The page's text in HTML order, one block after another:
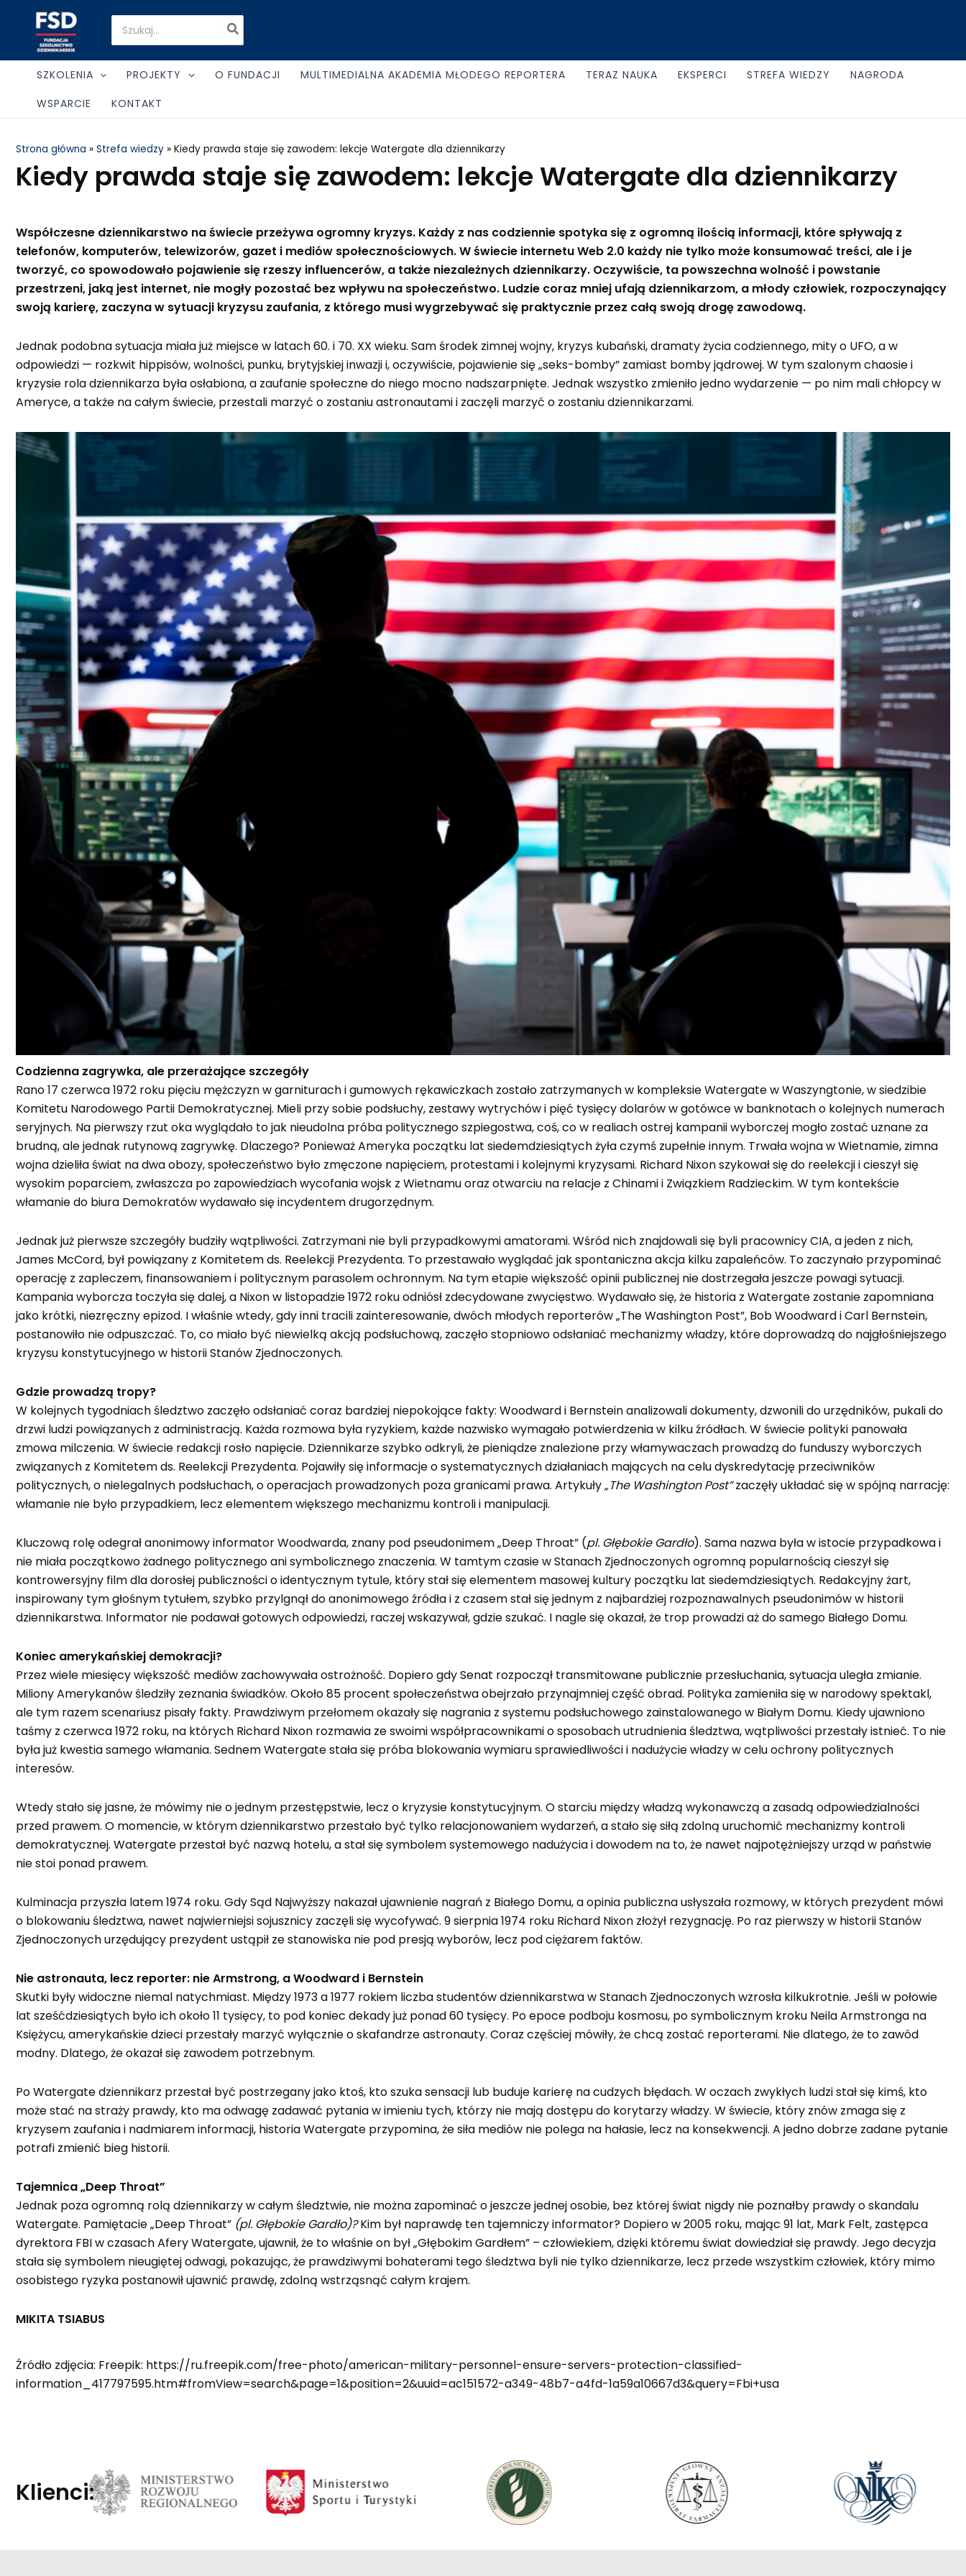
content
Search
for:
SZKOLENIA PROJEKTY O FUNDACJI MULTIMEDIALNA AKADEMIA MŁODEGO REPORTERA TERAZ NAUKA EKSPERCI STREFA WIEDZY
NAGRODA
WSPARCIE
KONTAKT
Strona główna » Strefa wiedzy » Kiedy prawda staje się zawodem: lekcje Watergate dla dziennikarzy
Kiedy prawda staje się zawodem: lekcje Watergate dla dziennikarzy
Współczesne dziennikarstwo na świecie przeżywa ogromny kryzys. Każdy z nas codziennie spotyka się z ogromną ilością informacji, które spływają z
telefonów, komputerów, telewizorów, gazet i mediów społecznościowych. W świecie internetu Web 2.0 każdy nie tylko może konsumować treści, ale i je
tworzyć, co spowodowało pojawienie się rzeszy influencerów, a także niezależnych dziennikarzy. Oczywiście, ta powszechna wolność i powstanie
przestrzeni, jaką jest internet, nie mogły pozostać bez wpływu na społeczeństwo. Ludzie coraz mniej ufają dziennikarzom, a młody człowiek, rozpoczynający
swoją karierę, zaczyna w sytuacji kryzysu zaufania, z którego musi wygrzebywać się praktycznie przez całą swoją drogę zawodową.
Jednak podobna sytuacja miała już miejsce w latach 60. i 70. XX wieku. Sam środek zimnej wojny, kryzys kubański, dramaty życia codziennego, mity o UFO, a w
odpowiedzi — rozkwit hippisów, wolności, punku, brytyjskiej inwazji i, oczywiście, pojawienie się „seks-bomby” zamiast bomby jądrowej. W tym szalonym chaosie i
kryzysie rola dziennikarza była osłabiona, a zaufanie społeczne do niego mocno nadszarpnięte. Jednak wszystko zmieniło jedno wydarzenie — po nim mali chłopcy w
Ameryce, a także na całym świecie, przestali marzyć o zostaniu astronautami i zaczęli marzyć o zostaniu dziennikarzami.
Сodzienna zagrywka, ale przerażające szczegóły
Rano 17 czerwca 1972 roku pięciu mężczyzn w garniturach i gumowych rękawiczkach zostało zatrzymanych w kompleksie Watergate w Waszyngtonie, w siedzibie
Komitetu Narodowego Partii Demokratycznej. Mieli przy sobie podsłuchy, zestawy wytrychów i pięć tysięcy dolarów w gotówce w banknotach o kolejnych numerach
seryjnych. Na pierwszy rzut oka wyglądało to jak nieudolna próba politycznego szpiegostwa, coś, co w realiach ostrej kampanii wyborczej mogło zostać uznane za
brudną, ale jednak rutynową zagrywkę. Dlaczego? Ponieważ Ameryka początku lat siedemdziesiątych żyła czymś zupełnie innym. Trwała wojna w Wietnamie, zimna
wojna dzieliła świat na dwa obozy, społeczeństwo było zmęczone napięciem, protestami i kolejnymi kryzysami. Richard Nixon szykował się do reelekcji i cieszył się
wysokim poparciem, zwłaszcza po zapowiedziach wycofania wojsk z Wietnamu oraz otwarciu na relacje z Chinami i Związkiem Radzieckim. W tym kontekście
włamanie do biura Demokratów wydawało się incydentem drugorzędnym.
Jednak już pierwsze szczegóły budziły wątpliwości. Zatrzymani nie byli przypadkowymi amatorami. Wśród nich znajdowali się byli pracownicy CIA, a jeden z nich,
James McCord, był powiązany z Komitetem ds. Reelekcji Prezydenta. To przestawało wyglądać jak spontaniczna akcja kilku zapaleńców. To zaczynało przypominać
operację z zapleczem, finansowaniem i politycznym parasolem ochronnym. Na tym etapie większość opinii publicznej nie dostrzegała jeszcze powagi sytuacji.
Kampania wyborcza toczyła się dalej, a Nixon w listopadzie 1972 roku odniósł zdecydowane zwycięstwo. Wydawało się, że historia z Watergate zostanie zapomniana
jako krótki, niezręczny epizod. I właśnie wtedy, gdy inni tracili zainteresowanie, dwóch młodych reporterów „The Washington Post”, Bob Woodward i Carl Bernstein,
postanowiło nie odpuszczać. To, co miało być niewielką akcją podsłuchową, zaczęło stopniowo odsłaniać mechanizmy władzy, które doprowadzą do najgłośniejszego
kryzysu konstytucyjnego w historii Stanów Zjednoczonych.
Gdzie prowadzą tropy?
W kolejnych tygodniach śledztwo zaczęło odsłaniać coraz bardziej niepokojące fakty: Woodward i Bernstein analizowali dokumenty, dzwonili do urzędników, pukali do
drzwi ludzi powiązanych z administracją. Każda rozmowa była ryzykiem, każde nazwisko wymagało potwierdzenia w kilku źródłach. W świecie polityki panowała
zmowa milczenia. W świecie redakcji rosło napięcie. Dziennikarze szybko odkryli, że pieniądze znalezione przy włamywaczach prowadzą do funduszy wyborczych
związanych z Komitetem ds. Reelekcji Prezydenta. Pojawiły się informacje o systematycznych działaniach mających na celu dyskredytację przeciwników
politycznych, o nielegalnych podsłuchach, o operacjach prowadzonych poza granicami prawa. Artykuły„The Washington Post”zaczęły układać się w spójną narrację:
włamanie nie było przypadkiem, lecz elementem większego mechanizmu kontroli i manipulacji.
Kluczową rolę odegrał anonimowy informator Woodwarda, znany pod pseudonimem „Deep Throat” (pl. Głębokie Gardło). Sama nazwa była w istocie przypadkowa i
nie miała początkowo żadnego politycznego ani symbolicznego znaczenia. W tamtym czasie w Stanach Zjednoczonych ogromną popularnością cieszył się
kontrowersyjny film dla dorosłej publiczności o identycznym tytule, który stał się elementem masowej kultury początku lat siedemdziesiątych. Redakcyjny żart,
inspirowany tym głośnym tytułem, szybko przylgnął do anonimowego źródła i z czasem stał się jednym z najbardziej rozpoznawalnych pseudonimów w historii
dziennikarstwa. Informator nie podawał gotowych odpowiedzi, raczej wskazywał, gdzie szukać. I nagle się okazał, że trop prowadzi aż do samego Białego Domu.
Koniec amerykańskiej demokracji?
Przez wiele miesięcy większość mediów zachowywała ostrożność. Dopiero gdy Senat rozpoczął transmitowane publicznie przesłuchania, sytuacja uległa zmianie.
Miliony Amerykanów śledziły zeznania świadków. Około 85 procent społeczeństwa obejrzało przynajmniej część obrad. Polityka zamieniła się w narodowy spektakl,
ale tym razem scenariusz pisały fakty. Prawdziwym przełomem okazały się nagrania z systemu podsłuchowego zainstalowanego w Białym Domu. Kiedy ujawniono
taśmy z czerwca 1972 roku, na których Richard Nixon rozmawia ze swoimi współpracownikami o sposobach utrudnienia śledztwa, wątpliwości przestały istnieć. To nie
była już kwestia samego włamania. Sednem Watergate stała się próba blokowania wymiaru sprawiedliwości i nadużycie władzy w celu ochrony politycznych
interesów.
Wtedy stało się jasne, że mówimy nie o jednym przestępstwie, lecz o kryzysie konstytucyjnym. O starciu między władzą wykonawczą a zasadą odpowiedzialności
przed prawem. O momencie, w którym dziennikarstwo przestało być tylko relacjonowaniem wydarzeń, a stało się siłą zdolną uruchomić mechanizmy kontroli
demokratycznej. Watergate przestał być nazwą hotelu, a stał się symbolem systemowego nadużycia i dowodem na to, że nawet najpotężniejszy urząd w państwie
nie stoi ponad prawem.
Kulminacja przyszła latem 1974 roku. Gdy Sąd Najwyższy nakazał ujawnienie nagrań z Białego Domu, a opinia publiczna usłyszała rozmowy, w których prezydent mówi
o blokowaniu śledztwa, nawet najwierniejsi sojusznicy zaczęli się wycofywać. 9 sierpnia 1974 roku Richard Nixon złożył rezygnację. Po raz pierwszy w historii Stanów
Zjednoczonych urzędujący prezydent ustąpił ze stanowiska nie pod presją wyborów, lecz pod ciężarem faktów.
Nie astronauta, lecz reporter: nie Armstrong, a Woodward i Bernstein
Skutki były widoczne niemal natychmiast. Między 1973 a 1977 rokiem liczba studentów dziennikarstwa w Stanach Zjednoczonych wzrosła kilkukrotnie. Jeśli w połowie
lat sześćdziesiątych było ich około 11 tysięcy, to pod koniec dekady już ponad 60 tysięcy. Po epoce podboju kosmosu, po symbolicznym kroku Neila Armstronga na
Księżycu, amerykańskie dzieci przestały marzyć wyłącznie o skafandrze astronauty. Coraz częściej mówiły, że chcą zostać reporterami. Nie dlatego, że to zawód
modny. Dlatego, że okazał się zawodem potrzebnym.
Po Watergate dziennikarz przestał być postrzegany jako ktoś, kto szuka sensacji lub buduje karierę na cudzych błędach. W oczach zwykłych ludzi stał się kimś, kto
może stać na straży prawdy, kto ma odwagę zadawać pytania w imieniu tych, którzy nie mają dostępu do korytarzy władzy. W świecie, który znów zmaga się z
kryzysem zaufania i nadmiarem informacji, historia Watergate przypomina, że siła mediów nie polega na hałasie, lecz na konsekwencji. A jedno dobrze zadane pytanie
potrafi zmienić bieg historii.
Tajemnica „Deep Throat”
Jednak poza ogromną rolą dziennikarzy w całym śledztwie, nie można zapominać o jeszcze jednej osobie, bez której świat nigdy nie poznałby prawdy o skandalu
Watergate. Pamiętacie „Deep Throat” (pl. Głębokie Gardło)?Kim był naprawdę ten tajemniczy informator? Dopiero w 2005 roku, mając 91 lat, Mark Felt, zastępca
dyrektora FBI w czasach Afery Watergate, ujawnił, że to właśnie on był „Głębokim Gardłem” – człowiekiem, dzięki któremu świat dowiedział się prawdy. Jego decyzja
stała się symbolem nieugiętej odwagi, pokazując, że prawdziwymi bohaterami tego śledztwa byli nie tylko dziennikarze, lecz przede wszystkim człowiek, który mimo
osobistego ryzyka postanowił ujawnić prawdę, zdolną wstrząsnąć całym krajem.
MIKITA TSIABUS
Źródło zdjęcia: Freepik: https://ru.freepik.com/free-photo/american-military-personnel-ensure-servers-protection-classified-
information_417797595.htm#fromView=search&page=1&position=2&uuid=ac151572-a349-48b7-a4fd-1a59a10667d3&query=Fbi+usa
Klienci: